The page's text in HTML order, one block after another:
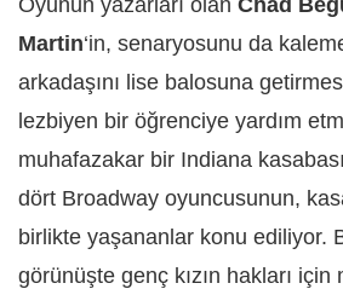
Martin‘in, senaryosunu da
arkadaşını lise balosuna
lezbiyen bir öğrenciye yardım
muhafazakar bir Indiana
dört Broadway oyuncusunun,
birlikte yaşananlar konu ediliyor.
görünüşte genç kızın hakları